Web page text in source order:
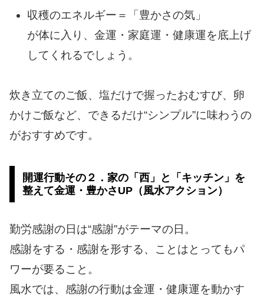
収穫のエネルギー＝「豊かさの気」
が体に入り、金運・家庭運・健康運を底上げ
してくれるでしょう。
炊き立てのご飯、塩だけで握ったおむすび、卵
かけご飯など、できるだけ“シンプル”に味わうの
がおすすめです。
開運行動その２．家の「西」と「キッチン」を
整えて金運・豊かさUP（風水アクション）
勤労感謝の日は“感謝”がテーマの日。
感謝をする・感謝を形する、ことはとってもパ
ワーが要ること。
風水では、感謝の行動は金運・健康運を動かす